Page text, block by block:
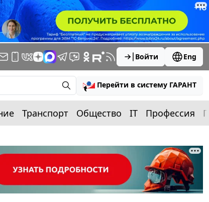
Войти Eng
Перейти в систему ГАРАНТ
Транспорт Общество IT Профессия